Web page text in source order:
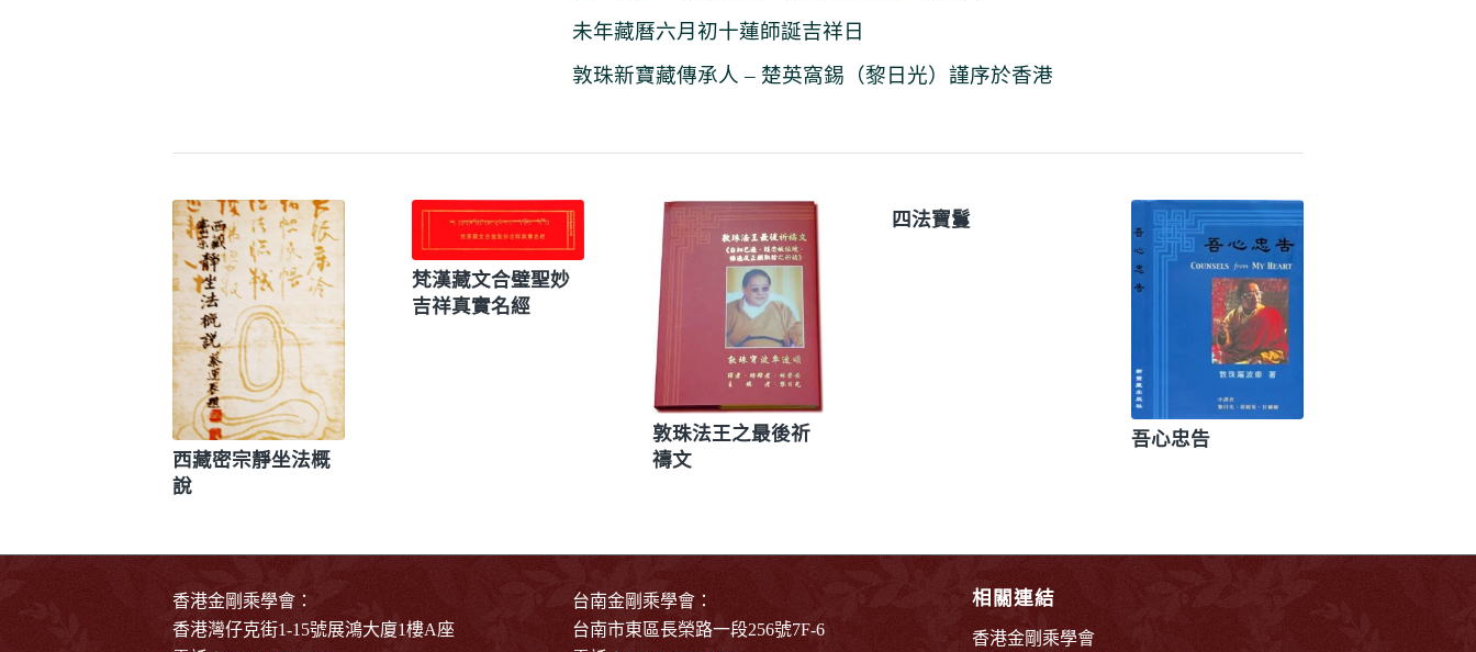
未年藏曆六月初十蓮師誕吉祥日
敦珠新寶藏傳承人 – 楚英窩錫（黎日光）謹序於香港
西藏密宗靜坐法概
說
梵漢藏文合璧聖妙
吉祥真實名經
敦珠法王之最後祈
禱文
四法寶鬘
吾心忠告
香港金剛乘學會：
香港灣仔克街1-15號展鴻大廈1樓A座
台南金剛乘學會：
台南市東區長榮路一段256號7F-6
相關連結
香港金剛乘學會